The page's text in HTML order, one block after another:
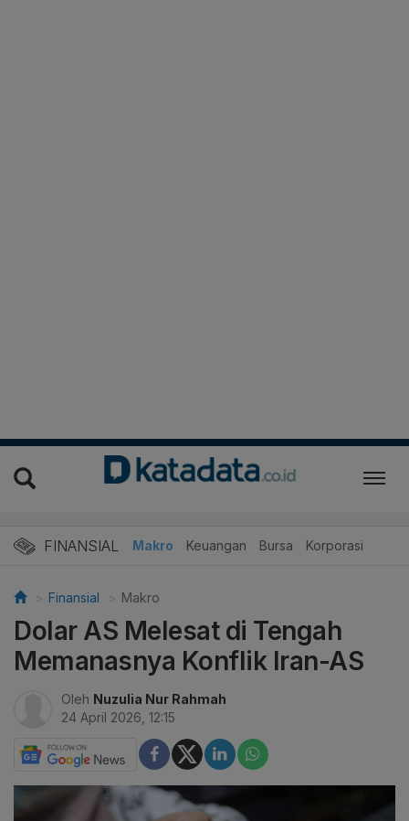
FINANSIAL Makro Keuangan Bursa Korporasi
Finansial Makro
Dolar AS Melesat di Tengah
Memanasnya Konflik Iran-AS
Oleh Nuzulia Nur Rahmah
24 April 2026, 12:15